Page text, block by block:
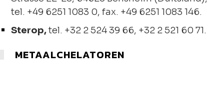
tel. +49 6251 1083 0, fax. +49 6251 1083 146.
Sterop,tel. +32 2 524 39 66, +32 2 521 60 71.
METAALCHELATOREN